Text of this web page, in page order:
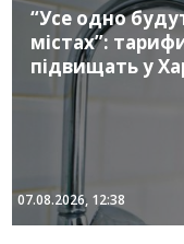
“Усе одно
містах”:
підвищать у
07.08.2026, 12:38